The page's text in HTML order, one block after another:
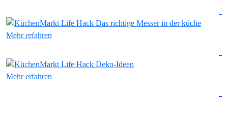
Mehr erfahren
Mehr erfahren